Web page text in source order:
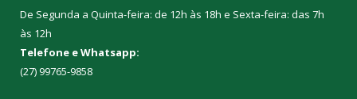
De Segunda a Quinta-feira: de 12h às 18h e Sexta-feira: das 7h
às 12h
Telefone e Whatsapp:
(27) 99765-9858